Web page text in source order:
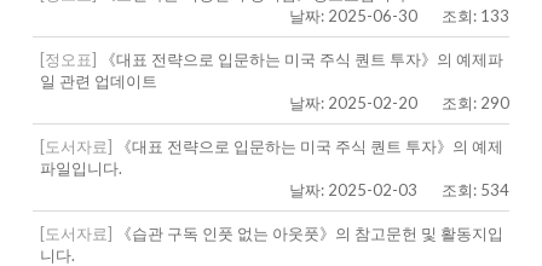
날짜: 2025-06-30
조회: 133
[정오표]
《대표 전략으로 입문하는 미국 주식 퀀트 투자》의 예제파
일 관련 업데이트
날짜: 2025-02-20
조회: 290
[도서자료]
《대표 전략으로 입문하는 미국 주식 퀀트 투자》의 예제
파일입니다.
날짜: 2025-02-03
조회: 534
[도서자료]
《습관 구독 인풋 없는 아웃풋》의 참고문헌 및 활동지입
니다.